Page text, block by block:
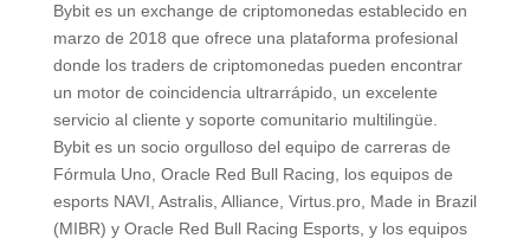
Bybit es un exchange de criptomonedas establecido en
marzo de 2018 que ofrece una plataforma profesional
donde los traders de criptomonedas pueden encontrar
un motor de coincidencia ultrarrápido, un excelente
servicio al cliente y soporte comunitario multilingüe.
Bybit es un socio orgulloso del equipo de carreras de
Fórmula Uno, Oracle Red Bull Racing, los equipos de
esports NAVI, Astralis, Alliance, Virtus.pro, Made in Brazil
(MIBR) y Oracle Red Bull Racing Esports, y los equipos